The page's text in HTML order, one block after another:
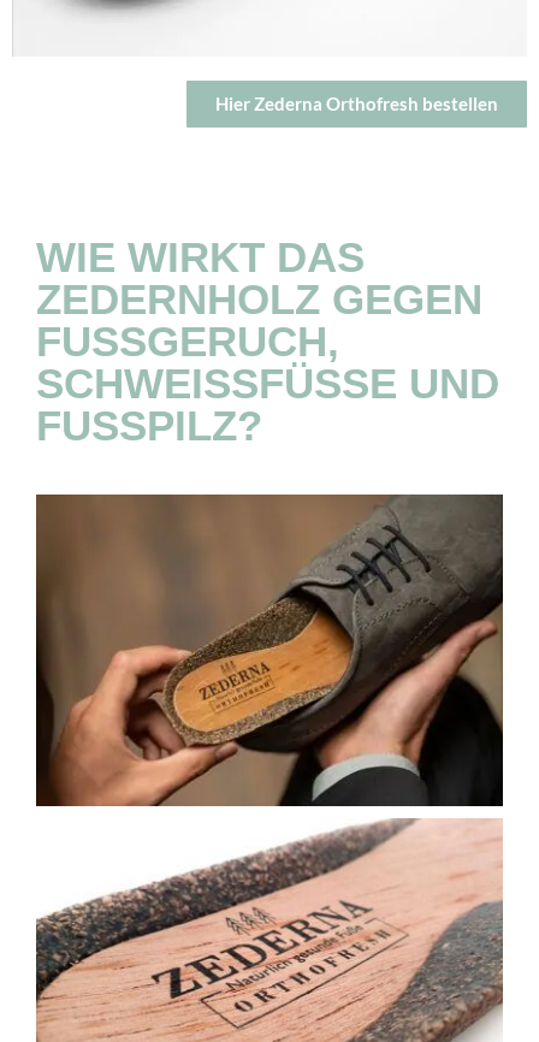
Hier Zederna Orthofresh bestellen
WIE WIRKT DAS
ZEDERNHOLZ GEGEN
FUSSGERUCH, S
CHWEISSFÜSSE UND FUSS
PILZ?